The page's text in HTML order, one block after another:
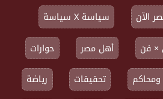
الآن
سياسة X سياسة
× فن أهل مصر
حوارات
ومحاكم تحقيقات
رياضة